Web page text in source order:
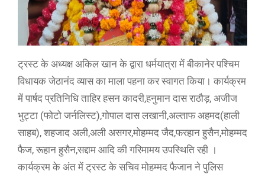
ट्रस्ट के अध्यक्ष अकिल खान के द्वारा धर्मयात्रा में बीकानेर पश्चिम
विधायक जेठानंद व्यास का माला पहना कर स्वागत किया। कार्यक्रम
में पार्षद प्रतिनिधि ताहिर हसन कादरी,हनुमान दास राठौड़, अजीज
भुट्टा (फोटो जर्नलिस्ट),गोपाल दास लखानी,अल्ताफ अहमद(हाली
साहब), शहजाद अली,अली असगर,मोहम्मद जैद,फरहान हुसैन,मोहम्मद
फैज, रूहान हुसैन,सद्दाम आदि की गरिमामय उपस्थिति रही ।
कार्यक्रम के अंत में ट्रस्ट के सचिव मोहम्मद फैजान ने पुलिस